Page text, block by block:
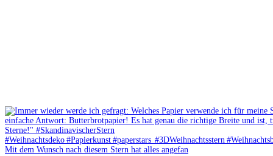
Mit dem Wunsch nach diesem Stern hat alles angefan